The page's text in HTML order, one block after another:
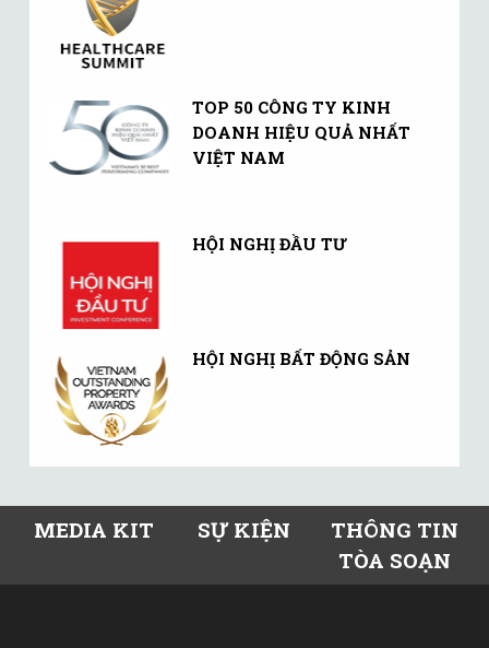
TOP 50 CÔNG TY KINH
DOANH HIỆU QUẢ NHẤT
VIỆT NAM
HỘI NGHỊ ĐẦU TƯ
HỘI NGHỊ BẤT ĐỘNG SẢN
MEDIA KIT SỰ KIỆN
THÔNG TIN
TÒA SOẠN